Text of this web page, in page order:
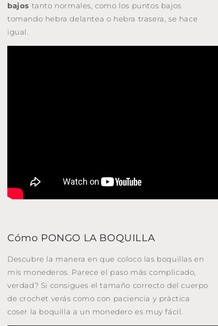
bajos tanto normales, como los puntos bajos
tomando hebra delantea o hebra trasera, se hace
igual.
Cómo PONGO LA BOQUILLA
Descubre la manera en que coloco las boquillas en
mis monederos. Parece el paso más complicado,
verdad? Si consigues el tamaño correcto del cuerpo
de crochet verás como con paciencia y práctica
coser la boquilla a un monedero es muy fácil.